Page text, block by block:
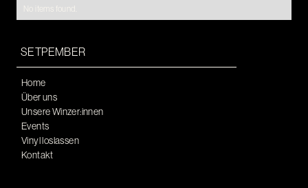
No items found.
SETPEMBER
Home
Über uns
Unsere Winzer:innen
Events
Vinyl loslassen
Kontakt